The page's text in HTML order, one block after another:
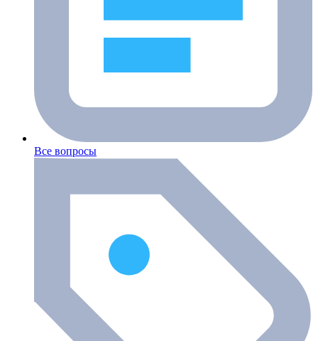
Все вопросы